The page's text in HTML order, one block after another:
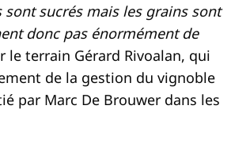
sont sucrés mais les grains sont
donc pas énormément de
le terrain Gérard Rivoalan, qui
de la gestion du vignoble
par Marc De Brouwer dans les